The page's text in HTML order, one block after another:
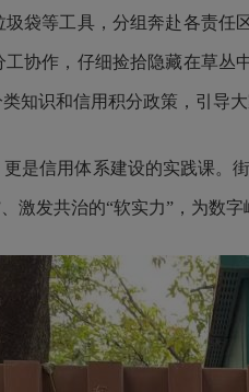
袋等工具，分组奔赴各责
协作，仔细捡拾隐藏在草
知识和信用积分政策，引导大
信用体系建设的实践课。街
激发共治的“软实力”，为数